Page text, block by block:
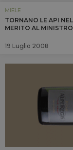
MIELE
TORNANO LE API
MERITO AL
19 Luglio 2008